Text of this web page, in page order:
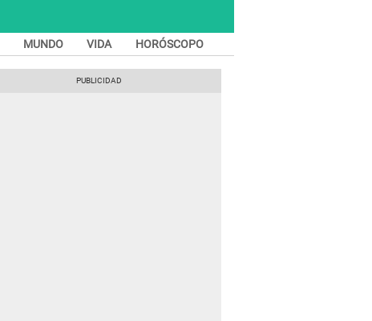
MUNDO VIDA HORÓSCOPO